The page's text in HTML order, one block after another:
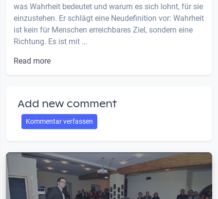
was Wahrheit bedeutet und warum es sich lohnt, für sie
einzustehen. Er schlägt eine Neudefinition vor: Wahrheit
ist kein für Menschen erreichbares Ziel, sondern eine
Richtung. Es ist mit ...
Read more
Add new comment
Kommentar verfassen